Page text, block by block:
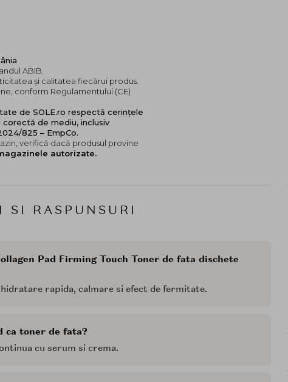
ABIB.
și calitatea fiecărui produs.
conform Regulamentului (CE)
de SOLE.ro respectă cerințele
de mediu, inclusiv
825 – EmpCo.
verifică dacă produsul provine
autorizate.
SI RASPUNSURI
Pad Firming Touch Toner de fata dischete
rapida, calmare si efect de fermitate.
ca toner de fata?
cu serum si crema.